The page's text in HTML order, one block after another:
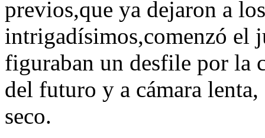
previos,que ya dejaron a
intrigadísimos,comenzó el
figuraban un desfile por la
del futuro y a cámara lenta,
seco.